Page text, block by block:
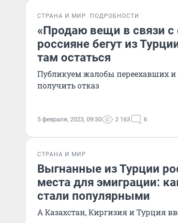
СТРАНА И МИР ПОДРОБНОСТИ
«Продаю вещи в связи
россияне бегут из
там остаться
Публикуем жалобы переехавших и
получить отказ
5 февраля, 2023, 09:30 2 163 6
СТРАНА И МИР
Выгнанные из Турции
места для эмиграции:
стали популярными
А Казахстан, Киргизия и Турция